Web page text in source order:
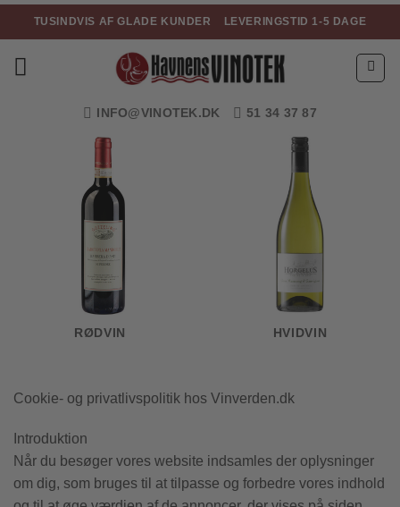
indhold
TUSINDVIS AF GLADE KUNDER LEVERINGSTID 1-5 DAGE
INFO@VINOTEK.DK 51 34 37 87
RØDVIN HVIDVIN
Cookie- og privatlivspolitik hos Vinverden.dk
Introduktion
Når du besøger vores website indsamles der oplysninger
om dig, som bruges til at tilpasse og forbedre vores indhold